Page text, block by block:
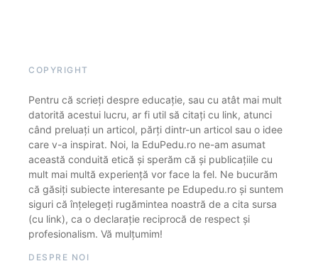
COPYRIGHT
Pentru că scrieți despre educație, sau cu atât mai mult
datorită acestui lucru, ar fi util să citați cu link, atunci
când preluați un articol, părți dintr-un articol sau o idee
care v-a inspirat. Noi, la EduPedu.ro ne-am asumat
această conduită etică și sperăm că și publicațiile cu
mult mai multă experiență vor face la fel. Ne bucurăm
că găsiți subiecte interesante pe Edupedu.ro și suntem
siguri că înțelegeți rugămintea noastră de a cita sursa
(cu link), ca o declarație reciprocă de respect și
profesionalism. Vă mulțumim!
DESPRE NOI